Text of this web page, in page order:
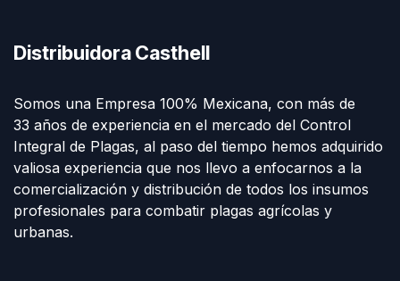
Distribuidora Casthell
Somos una Empresa 100% Mexicana, con más de
33 años de experiencia en el mercado del Control
Integral de Plagas, al paso del tiempo hemos adquirido
valiosa experiencia que nos llevo a enfocarnos a la
comercialización y distribución de todos los insumos
profesionales para combatir plagas agrícolas y
urbanas.